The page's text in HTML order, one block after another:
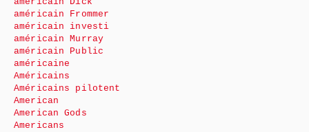
américain Frommer
américain investi
américain Murray
américain Public
américaine
Américains
Américains pilotent
American
American Gods
Americans